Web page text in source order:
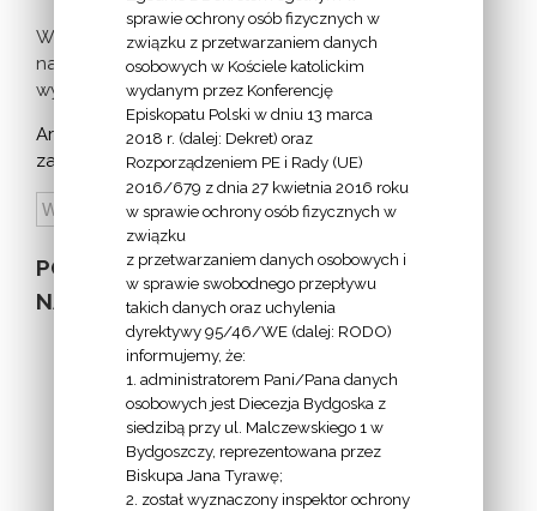
Więcej
nadchodzących
wydarzeń >
Archiwum
zapowiedzi:
POZOSTAŁE
NA STRONIE
INFORMACJE
Z
sprawie ochrony osób fizycznych w
związku z przetwarzaniem danych
osobowych w Kościele katolickim
wydanym przez Konferencję
Episkopatu Polski w dniu 13 marca
2018 r. (dalej: Dekret) oraz
Rozporządzeniem PE i Rady (UE)
2016/679 z dnia 27 kwietnia 2016 roku
w sprawie ochrony osób fizycznych w
związku
z przetwarzaniem danych osobowych i
w sprawie swobodnego przepływu
takich danych oraz uchylenia
dyrektywy 95/46/WE (dalej: RODO)
informujemy, że:
1. administratorem Pani/Pana danych
osobowych jest Diecezja Bydgoska z
siedzibą przy ul. Malczewskiego 1 w
Bydgoszczy, reprezentowana przez
Biskupa Jana Tyrawę;
2. został wyznaczony inspektor ochrony